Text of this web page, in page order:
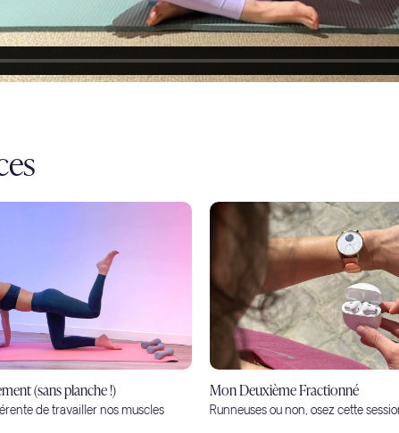
(sans planche !)
de travailler nos muscles
Mon Deuxième Fractionné
Runneuses ou non, osez cette